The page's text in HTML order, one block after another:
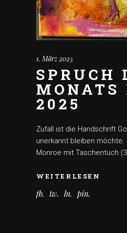
1. März 2025
SPRUCH
MONATS
2025
Zufall ist die Handschrift
unerkannt bleiben möchte.
Monroe mit Taschentuch
WEITERLESEN
fb tw ln pin